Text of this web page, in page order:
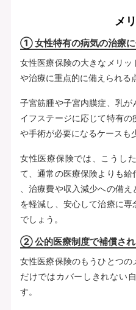
メ
① 女性特有の病気の治療に
女性医療保険の大きなメリ
や治療に重点的に備えられる
子宮筋腫や子宮内膜症、乳が
イフステージに応じて特有
や手術が必要になるケースも
女性医療保険では、こうし
て、通常の医療保険よりも給
、治療費や収入減少への備
を軽減し、安心して治療に
でしょう。
② 公的医療制度で補償され
女性医療保険のもうひとつ
だけではカバーしきれない
す。